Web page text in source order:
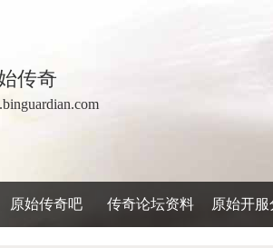
传奇
原始传奇吧 传奇论坛资料 原始开服